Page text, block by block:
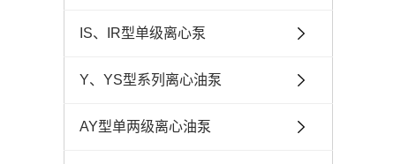
IS、IR型单级离心泵
Y、YS型系列离心油泵
AY型单两级离心油泵